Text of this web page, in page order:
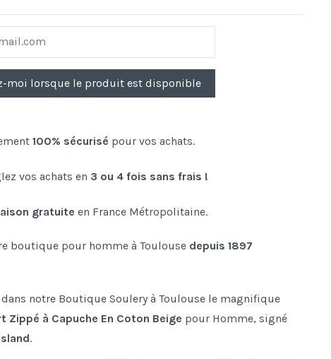
100% sécurisé pour vos achats.
vos achats en 3 ou 4 fois sans frais !
gratuite en France Métropolitaine.
boutique pour homme à Toulouse depuis 1897
notre Boutique Soulery à Toulouse le magnifique
Zippé à Capuche En Coton Beige pour Homme, signé
.